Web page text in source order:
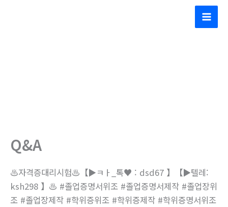
Main
Q&A
♨️자격증대리시험♨️【▶ㅋㅏ_톡♥ : dsd67 】【▶텔레:
ksh298 】♨️ #졸업증명서위조 #졸업증명서제작 #졸업장위
조 #졸업장제작 #학위증위조 #학위증제작 #학위증명서위조